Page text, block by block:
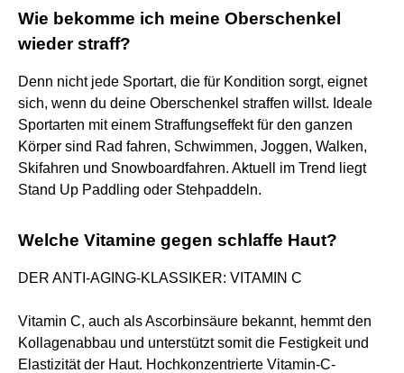
Wie bekomme ich meine Oberschenkel
wieder straff?
Denn nicht jede Sportart, die für Kondition sorgt, eignet
sich, wenn du deine Oberschenkel straffen willst. Ideale
Sportarten mit einem Straffungseffekt für den ganzen
Körper sind Rad fahren, Schwimmen, Joggen, Walken,
Skifahren und Snowboardfahren. Aktuell im Trend liegt
Stand Up Paddling oder Stehpaddeln.
Welche Vitamine gegen schlaffe Haut?
DER ANTI-AGING-KLASSIKER: VITAMIN C
Vitamin C, auch als Ascorbinsäure bekannt, hemmt den
Kollagenabbau und unterstützt somit die Festigkeit und
Elastizität der Haut. Hochkonzentrierte Vitamin-C-